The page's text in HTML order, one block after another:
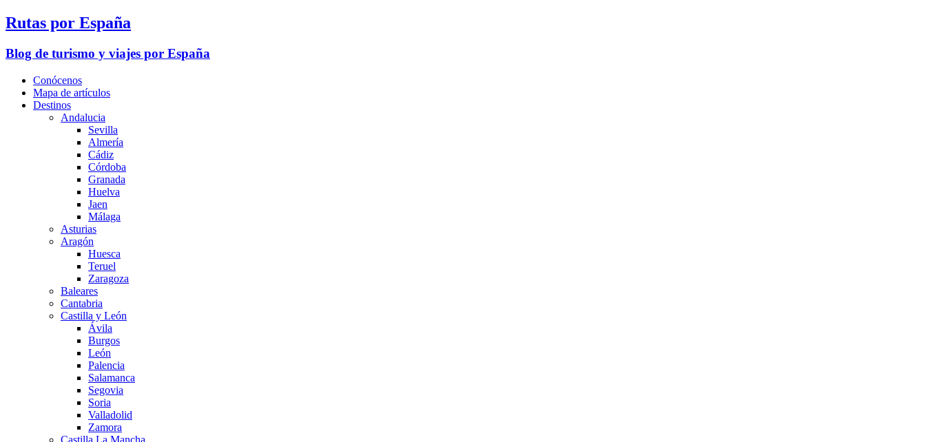
Rutas por España
Blog de turismo y viajes por España
Conócenos
Mapa de artículos
Destinos
Andalucia
Sevilla
Almería
Cádiz
Córdoba
Granada
Huelva
Jaen
Málaga
Asturias
Aragón
Huesca
Teruel
Zaragoza
Baleares
Cantabria
Castilla y León
Ávila
Burgos
León
Palencia
Salamanca
Segovia
Soria
Valladolid
Zamora
Castilla La Mancha